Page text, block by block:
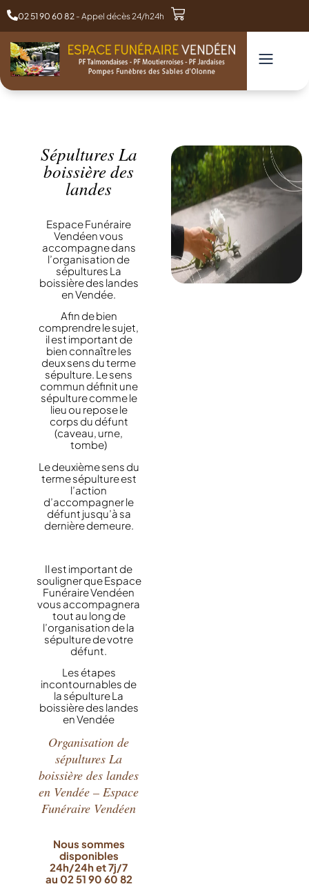
02 51 90 60 82 - Appel décès 24/h24h
Sépultures La
boissière des
landes
Espace Funéraire
Vendéen vous
accompagne dans
l’organisation de
sépultures La
boissière des landes
en Vendée.
Afin de bien
comprendre le sujet,
il est important de
bien connaître les
deux sens du terme
sépulture. Le sens
commun définit une
sépulture comme le
lieu ou repose le
corps du défunt
(caveau, urne,
tombe)
Le deuxième sens du
terme sépulture est
l’action
d’accompagner le
défunt jusqu’à sa
dernière demeure.
Il est important de
souligner que Espace
Funéraire Vendéen
vous accompagnera
tout au long de
l’organisation de la
sépulture de votre
défunt.
Les étapes
incontournables de
la sépulture La
boissière des landes
en Vendée
Organisation de
sépultures La
boissière des landes
en Vendée – Espace
Funéraire Vendéen
Nous sommes
disponibles
24h/24h et 7j/7
au 02 51 90 60 82